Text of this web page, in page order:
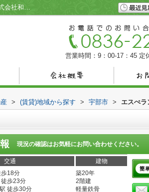
エスぺランサ／宇部市の不動産情報 賃貸アパ－ト 貸家 中古住宅 中古マンション 土地／株式会社和幸不動産
営業時間：9：00-17：45 定
> (賃貸)地域から探す > 宇部市 > エスぺラ
現況の確認はお気軽にお問い合わせください。
交通 建物
歩18分
徒歩23分
駅 徒歩30分
築20年
2階建
軽量鉄骨